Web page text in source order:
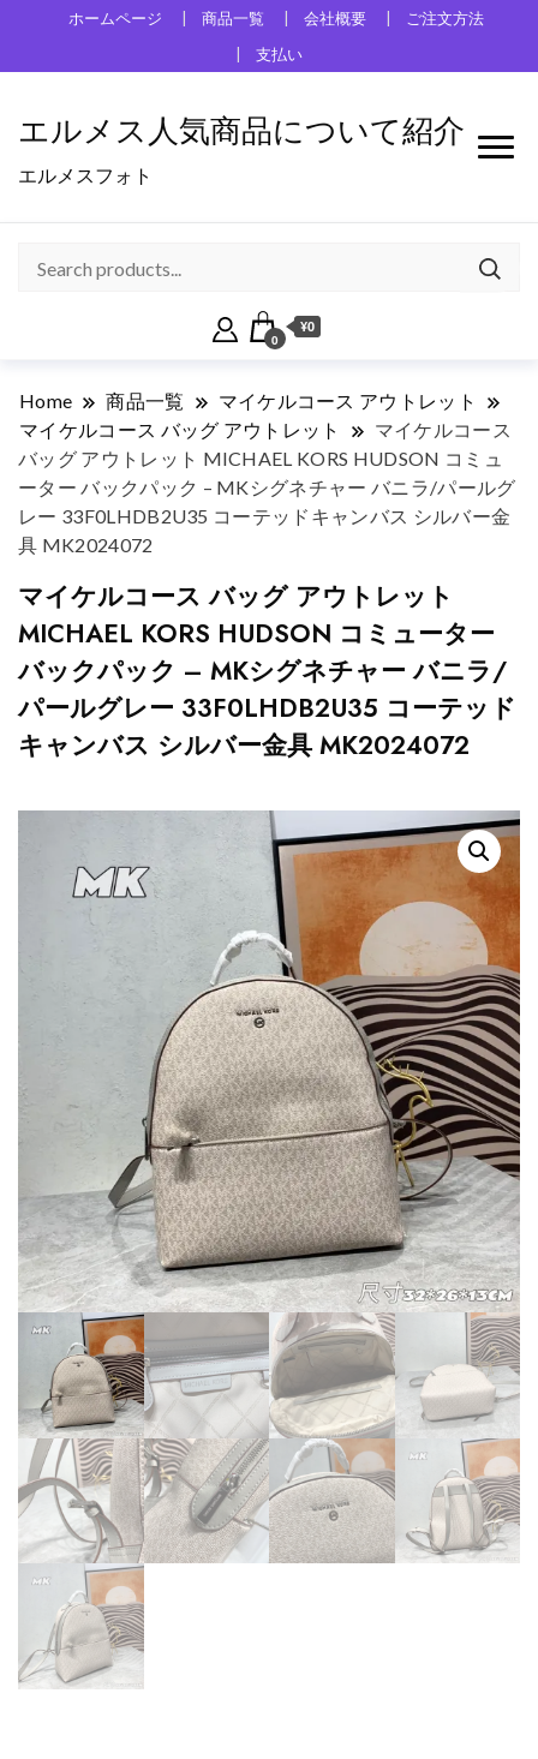
ホームページ 商品一覧 会社概要
ご注文方法
支払い
エルメス人気商品について紹介
エルメスフォト
0
¥0
Home 商品一覧
マイケルコース アウトレット
マイケルコース バッグ アウトレット
マイケルコース
バッグ アウトレット MICHAEL KORS HUDSON コミュ
ーター バックパック – MKシグネチャー バニラ/パールグ
レー 33F0LHDB2U35 コーテッドキャンバス シルバー金
具 MK2024072
マイケルコース バッグ アウトレット
MICHAEL KORS HUDSON コミューター
バックパック – MKシグネチャー バニラ/
パールグレー 33F0LHDB2U35 コーテッド
キャンバス シルバー金具 MK2024072